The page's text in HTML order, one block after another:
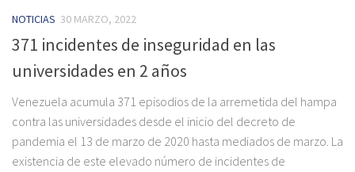
NOTICIAS 30 MARZO, 2022
371 incidentes de inseguridad en las
universidades en 2 años
Venezuela acumula 371 episodios de la arremetida del hampa
contra las universidades desde el inicio del decreto de
pandemia el 13 de marzo de 2020 hasta mediados de marzo. La
existencia de este elevado número de incidentes de